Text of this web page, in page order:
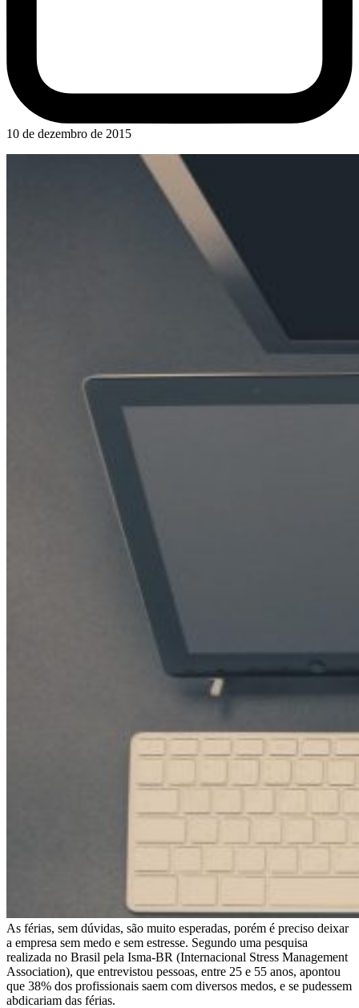
10 de dezembro de 2015
As férias, sem dúvidas, são muito esperadas, porém é preciso deixar
a empresa sem medo e sem estresse. Segundo uma pesquisa
realizada no Brasil pela Isma-BR (Internacional Stress Management
Association), que entrevistou pessoas, entre 25 e 55 anos, apontou
que 38% dos profissionais saem com diversos medos, e se pudessem
abdicariam das férias.